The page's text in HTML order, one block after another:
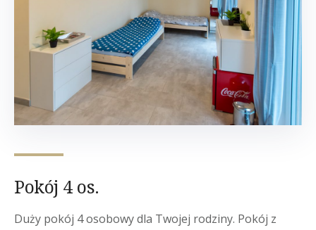
Pokój 4 os.
Duży pokój 4 osobowy dla Twojej rodziny. Pokój z